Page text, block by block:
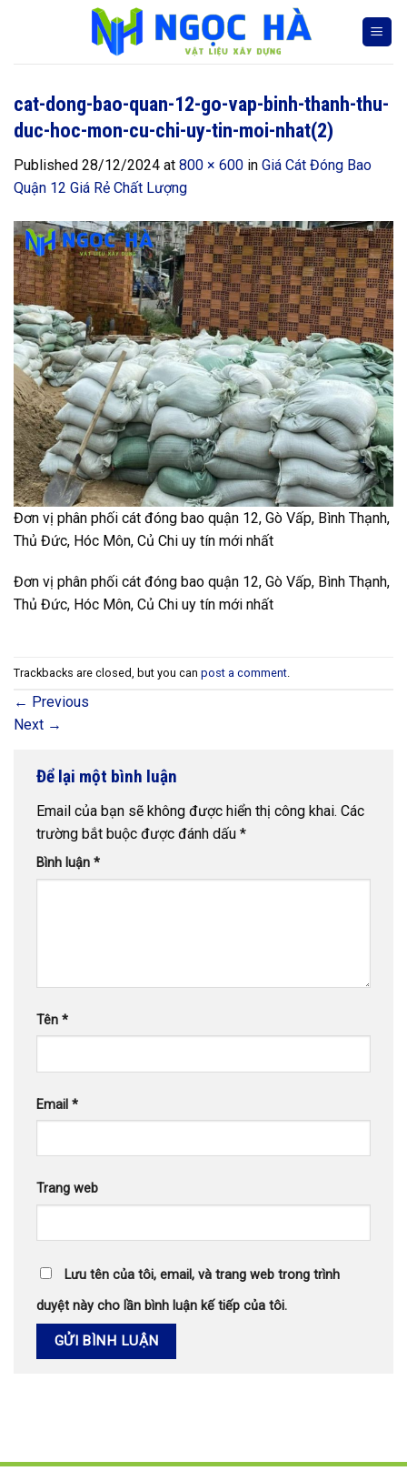
cat-dong-bao-quan-12-go-vap-binh-thanh-thu-
duc-hoc-mon-cu-chi-uy-tin-moi-nhat(2)
Published 28/12/2024 at 800 × 600 in Giá Cát Đóng Bao
Quận 12 Giá Rẻ Chất Lượng
Đơn vị phân phối cát đóng bao quận 12, Gò Vấp, Bình Thạnh,
Thủ Đức, Hóc Môn, Củ Chi uy tín mới nhất
Đơn vị phân phối cát đóng bao quận 12, Gò Vấp, Bình Thạnh,
Thủ Đức, Hóc Môn, Củ Chi uy tín mới nhất
Trackbacks are closed, but you can post a comment
← Previous
Next →
Để lại một bình luận
Email của bạn sẽ không được hiển thị công khai. Các
trường bắt buộc được đánh dấu *
Bình luận *
Tên *
Email *
Trang web
Lưu tên của tôi, email, và trang web trong trình
duyệt này cho lần bình luận kế tiếp của tôi.